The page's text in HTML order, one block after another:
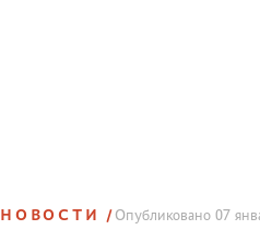
НОВОСТИ Опубликовано07